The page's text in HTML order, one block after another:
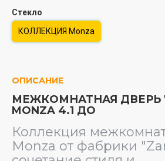
Стекло
КОЛЛЕКЦИЯ Monza
ОПИСАНИЕ
МЕЖКОМНАТНАЯ ДВЕРЬ
MONZA 4.1 ДО
Коллекция
Monza от фабрики